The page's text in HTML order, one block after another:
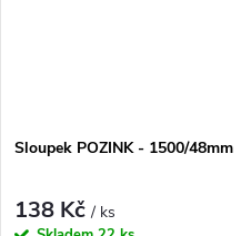
Sloupek POZINK - 1500/48mm
138 Kč/ ks